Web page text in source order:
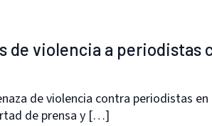
de violencia a periodistas
de violencia contra periodistas
de prensa y […]